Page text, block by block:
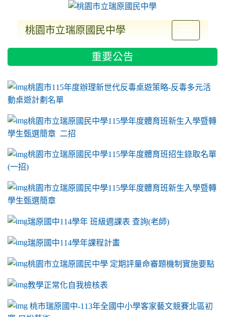
桃園市立瑞原國民中學
重要公告
link to https://sites.google.com/a/m2.ryjh.tyc.edu.tw/ryjh011/
桃園市115年度辦理新世代反毒桌遊策略-反毒多元活
動桌遊計劃名單
桃園市立瑞原國民中學115學年度體育班新生入學暨轉
學生甄選簡章 二招
桃園市立瑞原國民中學115學年度體育班招生錄取名單
(一招)
桃園市立瑞原國民中學115學年度體育班新生入學暨轉
學生甄選簡章
瑞原國中114學年 班級週課表 查詢(老師)
瑞原國中114學年課程計畫
link to https://sites.google.com/a/m2.ryjh.tyc.edu.tw/ryjh011/
桃園市立瑞原國民中學 定期評量命審題機制實施要點
link to https://sites.google.com/a/m2.ryjh.tyc.edu.tw/
教學正常化自我檢核表
link to mailto:ryjh520@m2.ryjh.tyc.edu.tw
link to mailto:ryjh520@m2.ryjh.tyc.edu.tw
ink to mailto:ryjh520@m2.ryjh.tyc.edu.tw
link to mailto:ryjh520@m2.ryjh.tyc.edu.tw
link to mailto:ryjh520@m2.ryjh.tyc.edu.tw
ink to mailto:ryjh520@m2.ryjh.tyc.edu.tw
ink to mailto:ryjh520@m2.ryjh.tyc.edu.tw
link to https://sites.google.com/a/m2.ryjh.tyc.edu.tw/ryjh011/
ink to mailto:ryjh520@m2.ryjh.tyc.edu.tw
link to https://tyc.entry.edu.tw/NoExamImitate_TL/
桃市瑞原國中-113年全國中小學客家藝文競賽北區初